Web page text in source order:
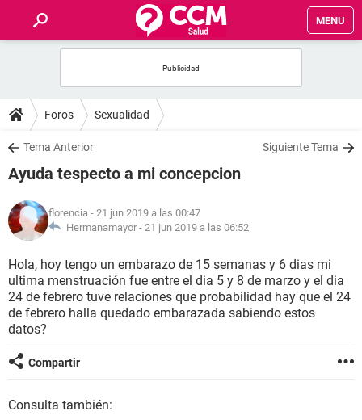
MENU
FOROS
SALUD
FAMILIA
NUTRICIÓN
BIENESTAR
SEXUALIDAD
GLOSARIO
Foros Sexualidad
Tema Anterior Siguiente Tema
Ayuda tespecto a mi concepcion
florencia - 21 jun 2019 a las 00:47
Hermanamayor - 21 jun 2019 a las 06:52
Hola, hoy tengo un embarazo de 15 semanas y 6 dias mi
ultima menstruación fue entre el dia 5 y 8 de marzo y el dia
24 de febrero tuve relaciones que probabilidad hay que el 24
de febrero halla quedado embarazada sabiendo estos
datos?
Compartir
Consulta también: